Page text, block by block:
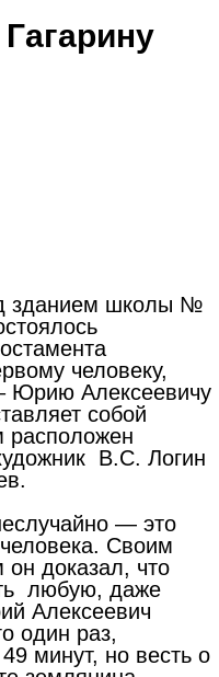
зданием школы №
человеку,
Юрию Алексеевичу
собой
расположен
В.С. Логин
— это
Своим
доказал, что
любую, даже
Алексеевич
один раз,
минут, но весть о